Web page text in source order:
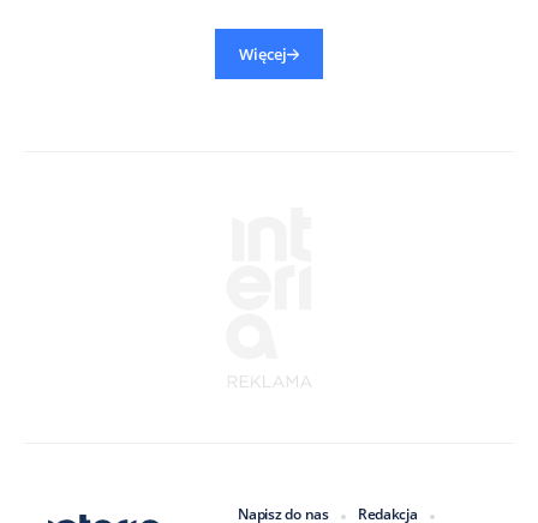
Więcej
Napisz do nas Redakcja